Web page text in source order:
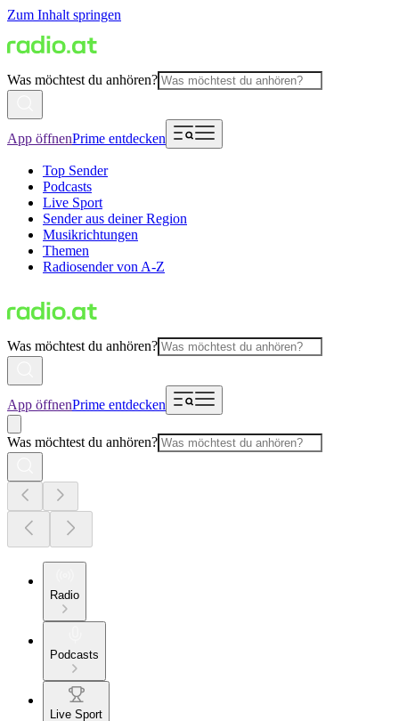
Zum Inhalt springen
Was möchtest du anhören?
App öffnenPrime entdecken
Top Sender
Podcasts
Live Sport
Sender aus deiner Region
Musikrichtungen
Themen
Radiosender von A-Z
Was möchtest du anhören?
App öffnenPrime entdecken
Was möchtest du anhören?
Radio
Podcasts
Live Sport